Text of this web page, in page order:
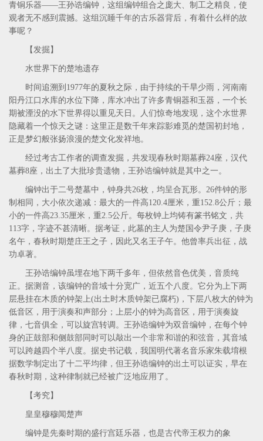
青铜乐器——王孙诰编钟，这组编钟组合之庞大、制工之精良，使
观者无不感到震撼。这组沉睡千年的古乐器背后，有着什么样的故
事呢？
【发掘】
水世界下的楚地遗存
时间追溯到1977年的夏秋之际，由于持续的干旱少雨，河南南
阳丹江口水库的水位下降，库水冲出了许多青铜器和玉器，一个长
期被湮没的水下世界得以重见天日。人们惊奇地发现，这个水世界
隐藏着一个惊天之谜：这里正是数千年来踪影难觅的楚国初封地，
正是梦幻般张扬浪漫的楚文化发祥地。
经过考古工作者的调查发掘，共发现春秋时期墓葬24座，汉代
墓葬8座，出土了大批珍贵遗物，王孙诰编钟就是其中之一。
编钟出于二号楚墓中，钟身共26枚，均呈合瓦形。26件钟的形
制相同，大小依次递减：最大的一件高120.4厘米，重152.8公斤；最
小的一件高23.35厘米，重2.5公斤。每枚钟上均铸有篆书铭文，共
113字，字迹不甚清晰。据考证，此墓的主人为楚国令尹子庚，子庚
名午，春秋时期楚庄王之子，因此又名王子午。他曾率兵出征，战
功卓著。
王孙诰编钟虽埋在地下两千多年，但依然音色优美，音质纯
正。据测音，该编钟的音域十分宽广，近五个八度。它分为上下两
层悬挂在木质的钟架上(出土时木质钟架已腐朽)，下层八枚大的钟为
低音区，用于演奏和声部分；上层小的钟为高音区，用于演奏旋
律，七音俱全，可以旋宫转调。王孙诰编钟为双音编钟，在每个钟
身的正鼓部和侧鼓部同时可以敲出一个非常和谐的和弦音，其音域
可以跨越四个半八度。据史书记载，我国明代著名音乐家朱载堉根
据数学制定出了十二平均律，但王孙诰编钟的出土可以证实，早在
春秋时期，这种律制就已经被广泛地应用了。
【考究】
皇皇穆穆闻楚声
编钟是先秦时期的盛行宫廷乐器，也是古代帝王权力的象